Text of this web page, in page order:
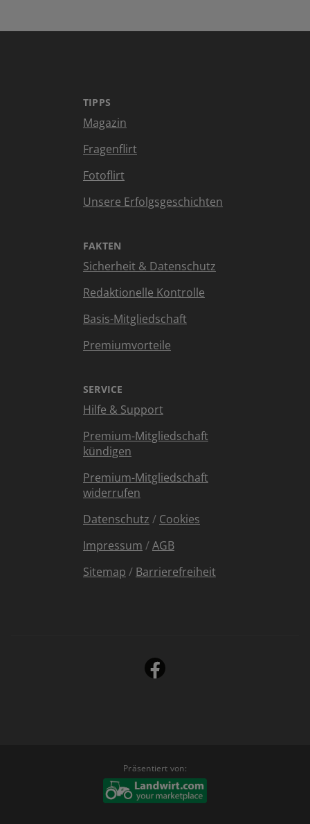
TIPPS
Magazin
Fragenflirt
Fotoflirt
Unsere Erfolgsgeschichten
FAKTEN
Sicherheit & Datenschutz
Redaktionelle Kontrolle
Basis-Mitgliedschaft
Premiumvorteile
SERVICE
Hilfe & Support
Premium-Mitgliedschaft
kündigen
Premium-Mitgliedschaft
widerrufen
Datenschutz / Cookies
Impressum /AGB
Sitemap / Barrierefreiheit
Präsentiert von: